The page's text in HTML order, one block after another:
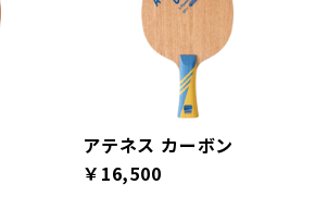
アテネス カーボン
￥16,500